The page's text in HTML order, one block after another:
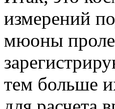
измерений
мюоны
тем больше